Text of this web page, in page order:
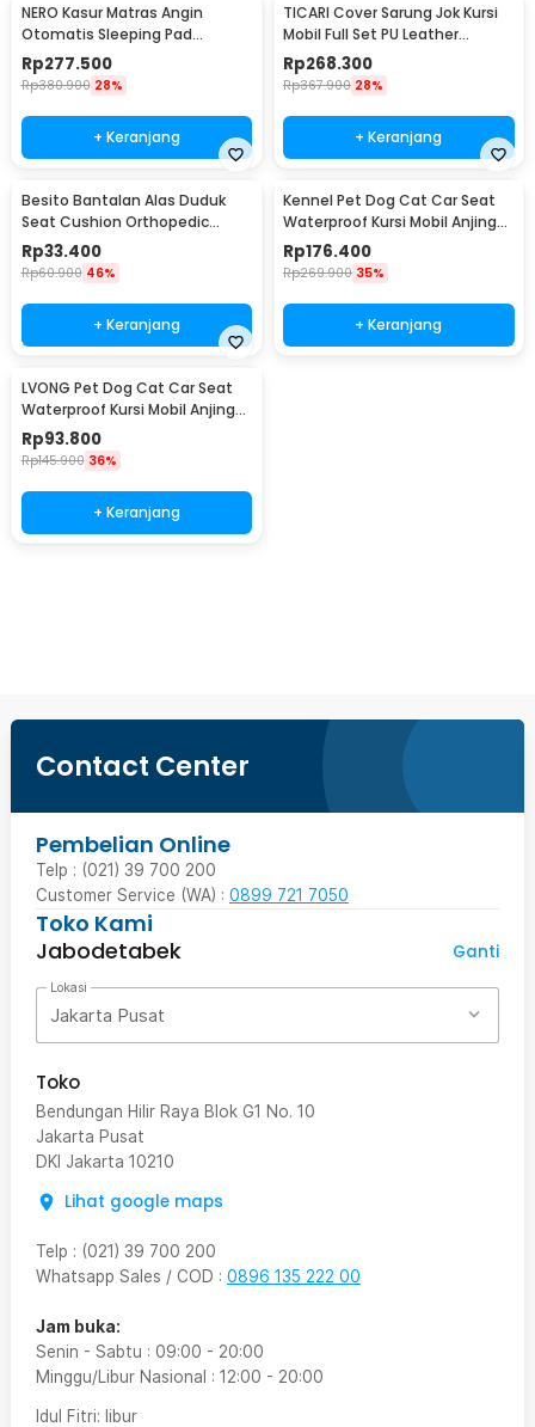
NERO Kasur Matras Angin
Otomatis Sleeping Pad
Waterproof Single - B05
Rp277.500
Rp380.900 28%
+ Keranjang
TICARI Cover Sarung Jok Kursi
Mobil Full Set PU Leather
Universal - R15
Rp268.300
Rp367.900 28%
+ Keranjang
Besito Bantalan Alas Duduk
Seat Cushion Orthopedic
Sponge Mat - BT90
Rp33.400
Rp60.900 46%
+ Keranjang
Kennel Pet Dog Cat Car Seat
Waterproof Kursi Mobil Anjing
Kucing - KN526
Rp176.400
Rp269.900 35%
+ Keranjang
LVONG Pet Dog Cat Car Seat
Waterproof Kursi Mobil Anjing
Kucing - LV525
Rp93.800
Rp145.900 36%
+ Keranjang
Contact Center
Pembelian Online
Telp : (021) 39 700 200
Customer Service (WA) : 0899 721 7050
Toko Kami
Jabodetabek
Ganti
Lokasi
Jakarta Pusat
Toko
Bendungan Hilir Raya Blok G1 No. 10
Jakarta Pusat
DKI Jakarta 10210
Lihat google maps
Telp : (021) 39 700 200
Whatsapp Sales / COD : 0896 135 222 00
Jam buka:
Senin - Sabtu : 09:00 - 20:00
Minggu/Libur Nasional : 12:00 - 20:00
Idul Fitri: libur